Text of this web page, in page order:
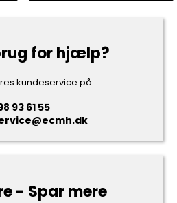
for hjælp?
kundeservice på:
93 61 55
- Spar mere